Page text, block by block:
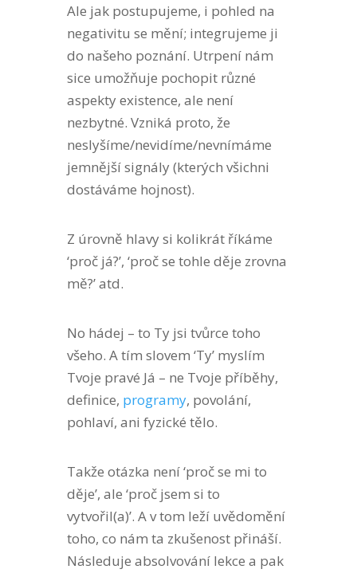
Ale jak postupujeme, i pohled na
negativitu se mění; integrujeme ji
do našeho poznání. Utrpení nám
sice umožňuje pochopit různé
aspekty existence, ale není
nezbytné. Vzniká proto, že
neslyšíme/nevidíme/nevnímáme
jemnější signály (kterých všichni
dostáváme hojnost).
Z úrovně hlavy si kolikrát říkáme
‘proč já?’, ‘proč se tohle děje zrovna
mě?’ atd.
No hádej – to Ty jsi tvůrce toho
všeho. A tím slovem ‘Ty’ myslím
Tvoje pravé Já – ne Tvoje příběhy,
definice, programy, povolání,
pohlaví, ani fyzické tělo.
Takže otázka není ‘proč se mi to
děje’, ale ‘proč jsem si to
vytvořil(a)’. A v tom leží uvědomění
toho, co nám ta zkušenost přináší.
Následuje absolvování lekce a pak